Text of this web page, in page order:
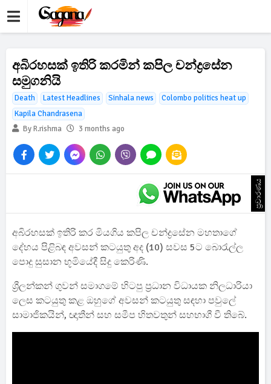
අබිරහසක් ඉතිරි කරමින් කපිල චන්ද්‍රසේන
සමුගනියි
Death Latest Headlines Sinhala news
Colombo politics heat up
Kapila Chandrasena
By R.rishma
3 months ago
ප්‍රචාරණය
අබිරහසක් ඉතිරි කර මියගිය කපිල චන්ද්‍රසේන මහතාගේ
දේහය පිළිබඳ අවසන් කටයුතු අද (10) සවස 5ට බොරැල්ල
පොදු සුසාන භූමියේදී සිදු කෙරිණි.
ශ්‍රීලන්කන් ගුවන් සමාගමේ හිටපු ප්‍රධාන විධායක නිලධාරියා
ලෙස කටයුතු කළ ඔහුගේ අවසන් කටයුතු සඳහා පවුලේ
සාමාජිකයින්, ඥාතීන් සහ සමීප හිතවතුන් සහභාගී වී තිබේ.